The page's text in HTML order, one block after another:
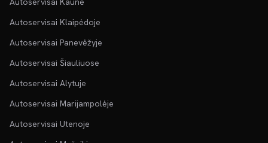
Autoservisai Klaipėdoje
Autoservisai Panevėžyje
Autoservisai Šiauliuose
Autoservisai Alytuje
Autoservisai Marijampolėje
Autoservisai Utenoje